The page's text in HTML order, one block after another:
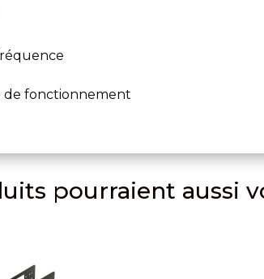
de fonctionnement
pourraient aussi